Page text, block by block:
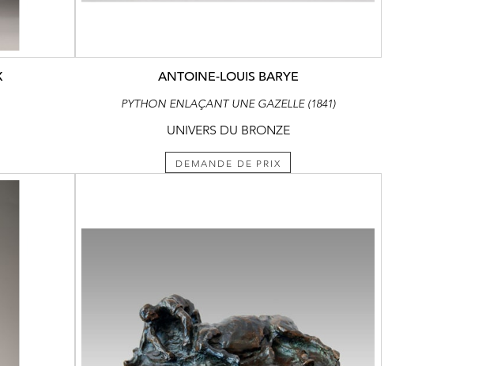
ANTOINE-LOUIS BARYE
PYTHON ENLAÇANT UNE GAZELLE (1841)
UNIVERS DU BRONZE
DEMANDE DE PRIX